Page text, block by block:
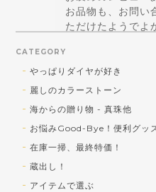
お品物も、お問い
ただけたようでよ
しくなければ、と
思えるコメントで
CATEGORY
やっぱりダイヤが好き
麗しのカラーストーン
海からの贈り物 - 真珠他
お悩みGood-Bye！便利グッ
在庫一掃、最終特価！
蔵出し！
アイテムで選ぶ